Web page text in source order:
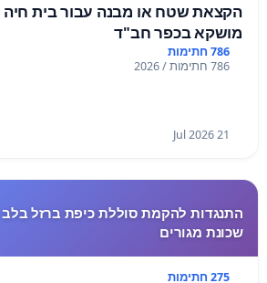
הקצאת שטח או מבנה עבור בית חיה
מושקא בכפר חב"ד
786 חתימות
786 חתימות / 2026
21 Jul 2026
התנגדות להקמת סוללת כיפת ברזל בלב
שכונת מגורים
275 חתימות